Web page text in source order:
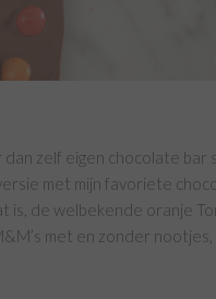
zelf eigen chocolate bar
met mijn favoriete
de welbekende oranje
met en zonder nootjes,